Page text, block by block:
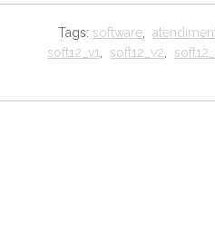
Tags: software
soft12_v1
soft12_v2